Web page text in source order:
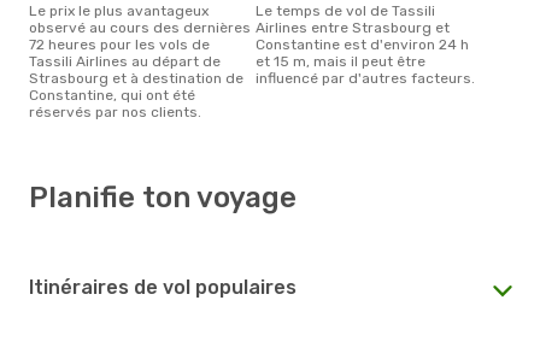
Le prix le plus avantageux
observé au cours des dernières
72 heures pour les vols de
Tassili Airlines au départ de
Strasbourg et à destination de
Constantine, qui ont été
réservés par nos clients.
Le temps de vol de Tassili
Airlines entre Strasbourg et
Constantine est d'environ 24 h
et 15 m, mais il peut être
influencé par d'autres facteurs.
Planifie ton voyage
Itinéraires de vol populaires